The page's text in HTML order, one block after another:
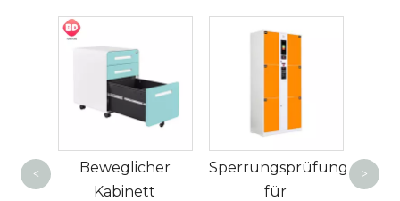
Beweglicher
Kabinett
Sperrungsprüfung
für
< >